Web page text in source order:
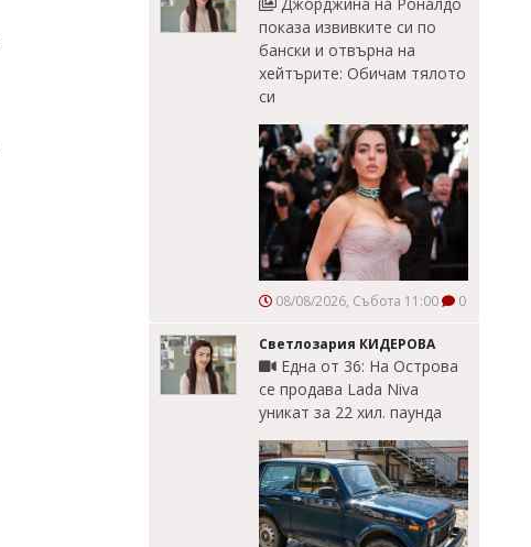
показа извивките си по
бански и отвърна на
хейтърите: Обичам тялото
си
08/08/2026, Събота 11:00 0
Светлозария КИДЕРОВА
Една от 36: На Острова
се продава Lada Niva
уникат за 22 хил. паунда